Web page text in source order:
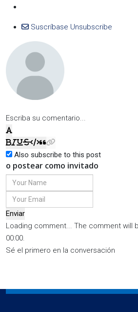
Suscríbase Unsubscribe
Escriba su comentario...
Also subscribe to this post
o postear como invitado
Enviar
Loading comment... The comment will
00:00.
Sé el primero en la conversación